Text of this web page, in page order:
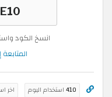
انسخ الكود
410 استخدام اليوم اخر